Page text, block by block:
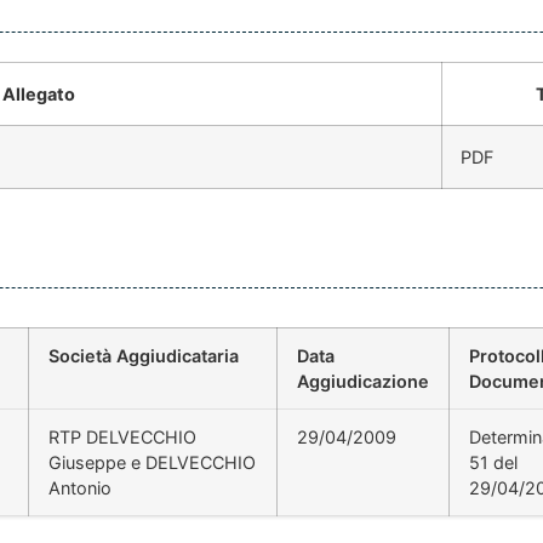
Allegato
PDF
Società Aggiudicataria
Data
Aggiudicazione
RTP DELVECCHIO
Giuseppe e DELVECCHIO
Antonio
29/04/2009
51 del
29/04/